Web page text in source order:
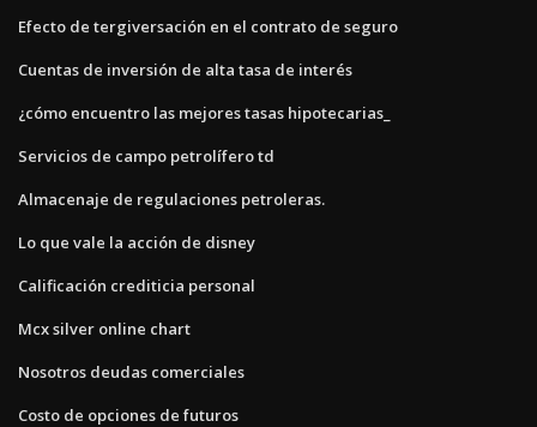
Efecto de tergiversación en el contrato de seguro
Cuentas de inversión de alta tasa de interés
¿cómo encuentro las mejores tasas hipotecarias_
Servicios de campo petrolífero td
Almacenaje de regulaciones petroleras.
Lo que vale la acción de disney
Calificación crediticia personal
Mcx silver online chart
Nosotros deudas comerciales
Costo de opciones de futuros